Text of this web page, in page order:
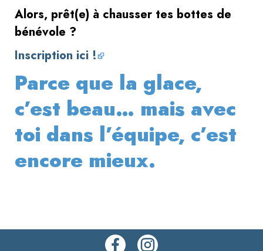
Alors, prêt(e) à chausser tes bottes de
bénévole ?
Inscription ici !
Parce que la glace,
c’est beau… mais avec
toi dans l’équipe, c’est
encore mieux.